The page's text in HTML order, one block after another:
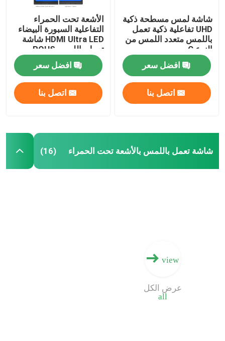
شاشة لمس مسطحة ذكية
UHD تفاعلية ذكية تعمل
باللمس متعدد اللمس من
النوع C.
افضل سعر
اتصل بنا
الأشعة تحت الحمراء
التفاعلية السبورة البيضاء
HDMI Ultra LED شاشة
تعمل باللمس ROHS
افضل سعر
اتصل بنا
شاشة تعمل باللمس بالأشعة تحت الحمراء (16)
view
all
عرض الكل